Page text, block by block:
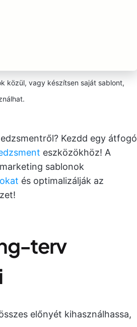
közül, vagy készítsen saját sablont,
Kezdd egy átfogó
eszközökhöz! A
sablonok
és optimalizálják az
terv
előnyét kihasználhassa,